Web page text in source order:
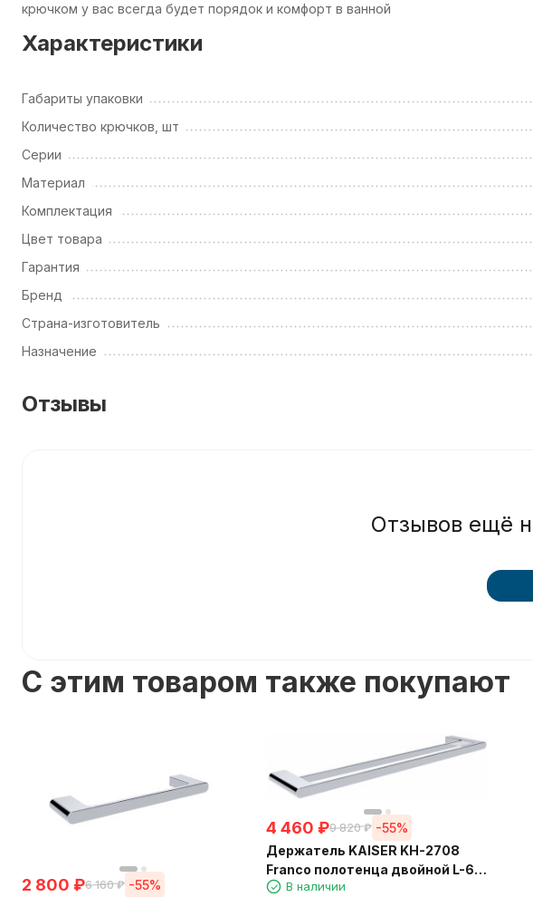
крючком у вас всегда будет порядок и комфорт в ванной
Характеристики
Габариты упаковки
Количество крючков, шт
Серии
Материал
Комплектация
Цвет товара
Гарантия
Бренд
Страна-изготовитель
Назначение
Отзывы
Отзывов ещё
C этим товаром также покупают
2 800 ₽6 160 ₽ -55%
4 460 ₽9 820 ₽ -55%
Держатель KAISER KH-2708
Franco полотенца двойной L-60
см В наличии